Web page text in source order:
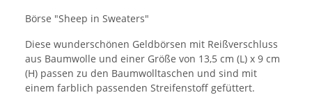
Börse "Sheep in Sweaters"
Diese wunderschönen Geldbörsen mit Reißverschluss
aus Baumwolle und einer Größe von 13,5 cm (L) x 9 cm
(H) passen zu den Baumwolltaschen und sind mit
einem farblich passenden Streifenstoff gefüttert.